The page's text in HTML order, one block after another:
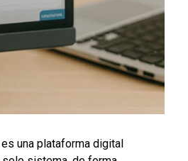
es una plataforma digital